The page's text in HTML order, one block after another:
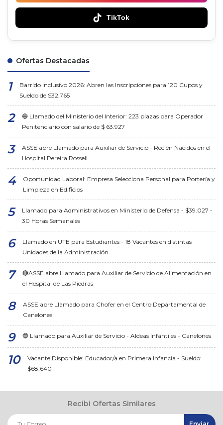
TikTok
Ofertas Destacadas
Barrido Inclusivo 2026: Abren las Inscripciones para 120 Cupos y
Sueldo de $32.765
🔵 Llamado del Ministerio del Interior: 223 plazas para Operador
Penitenciario con salario de $ 63.927
ASSE abre Llamado para Auxiliar de Servicio - Recién Nacidos en el
Hospital Pereira Rossell
Oportunidad Laboral: Empresa Selecciona Personal para Portería y
Limpieza en Edificios
Llamado para Administrativos en Ministerio de Defensa - $39.027 -
30 Horas Semanales
Llamado en UTE para Estudiantes - 18 Vacantes en distintas
Unidades de la Administración
🔴ASSE abre Llamado para Auxiliar de Servicio de Alimentación en
el Hospital de Las Piedras
ASSE abre Llamado para Chofer en el Centro Departamental de
Canelones
🔵 Llamado para Auxiliar de Servicio - Aldeas Infantiles - Canelones
Vacante Disponible: Educador/a en Primera Infancia - Sueldo:
$68.640
Recibi Ofertas Similares